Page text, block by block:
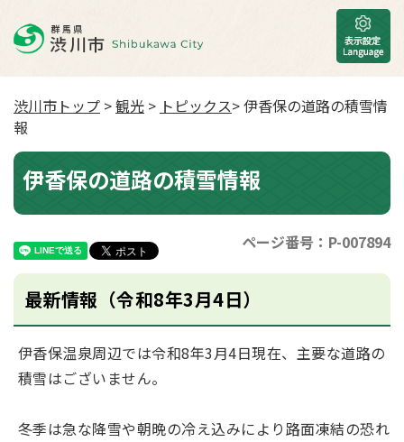
渋川市トップ >観光 > トピックス> 伊香保の道路の積雪情
報
伊香保の道路の積雪情報
ページ番号：P-007894
最新情報（令和8年3月4日）
伊香保温泉周辺では令和8年3月4日現在、主要な道路の
積雪はございません。
冬季は急な降雪や朝晩の冷え込みにより路面凍結の恐れ